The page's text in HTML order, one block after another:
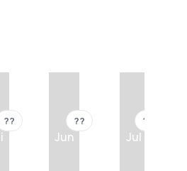
??
Jun
??
Jul
??